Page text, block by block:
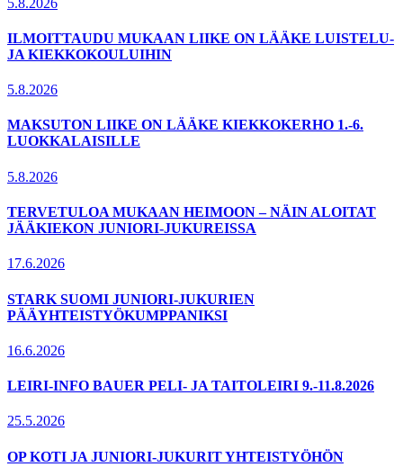
ILMOITTAUDU MUKAAN LIIKE ON LÄÄKE LUISTELU-
JA KIEKKOKOULUIHIN
5.8.2026
MAKSUTON LIIKE ON LÄÄKE KIEKKOKERHO 1.-6.
LUOKKALAISILLE
5.8.2026
TERVETULOA MUKAAN HEIMOON – NÄIN ALOITAT
JÄÄKIEKON JUNIORI-JUKUREISSA
17.6.2026
STARK SUOMI JUNIORI-JUKURIEN
PÄÄYHTEISTYÖKUMPPANIKSI
16.6.2026
LEIRI-INFO BAUER PELI- JA TAITOLEIRI 9.-11.8.2026
25.5.2026
OP KOTI JA JUNIORI-JUKURIT YHTEISTYÖHÖN